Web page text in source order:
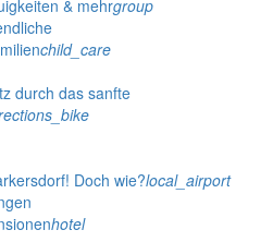
& mehrgroup
child_care
durch das sanfte
Doch wie?local_airport
hotel